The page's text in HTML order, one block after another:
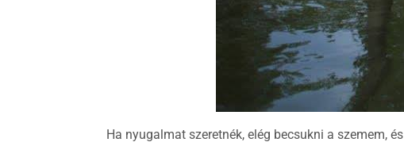
Ha nyugalmat szeretnék, elég becsukni a szemem,